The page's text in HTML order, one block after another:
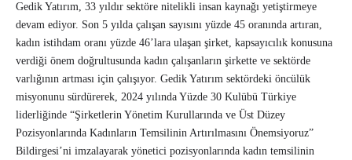
Gedik Yatırım, 33 yıldır sektöre nitelikli insan kaynağı yetiştirmeye
devam ediyor. Son 5 yılda çalışan sayısını yüzde 45 oranında artıran,
kadın istihdam oranı yüzde 46’lara ulaşan şirket, kapsayıcılık konusuna
verdiği önem doğrultusunda kadın çalışanların şirkette ve sektörde
varlığının artması için çalışıyor. Gedik Yatırım sektördeki öncülük
misyonunu sürdürerek, 2024 yılında Yüzde 30 Kulübü Türkiye
liderliğinde “Şirketlerin Yönetim Kurullarında ve Üst Düzey
Pozisyonlarında Kadınların Temsilinin Artırılmasını Önemsiyoruz”
Bildirgesi’ni imzalayarak yönetici pozisyonlarında kadın temsilinin